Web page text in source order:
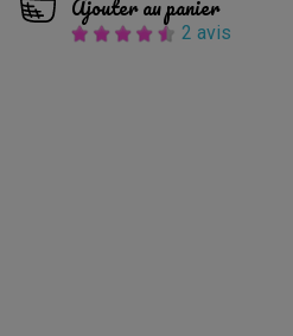
Ajouter au panier
2 avis